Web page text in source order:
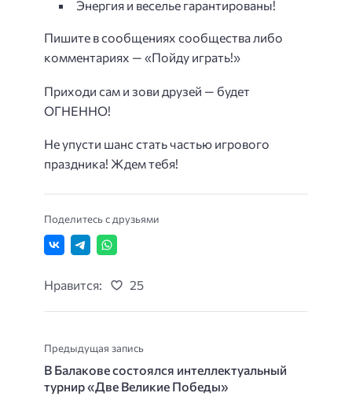
Энергия и веселье гарантированы!
Пишите в сообщениях сообщества либо
комментариях — «Пойду играть!»
Приходи сам и зови друзей — будет
ОГНЕННО!
Не упусти шанс стать частью игрового
праздника! Ждем тебя!
Поделитесь с друзьями
Нравится: 25
Предыдущая запись
В Балакове состоялся интеллектуальный
турнир «Две Великие Победы»